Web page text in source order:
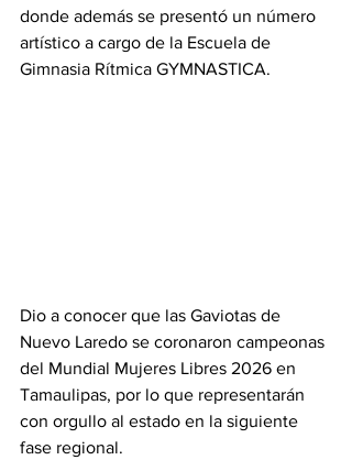
donde además se presentó un número
artístico a cargo de la Escuela de
Gimnasia Rítmica GYMNASTICA.
Dio a conocer que las Gaviotas de
Nuevo Laredo se coronaron campeonas
del Mundial Mujeres Libres 2026 en
Tamaulipas, por lo que representarán
con orgullo al estado en la siguiente
fase regional.